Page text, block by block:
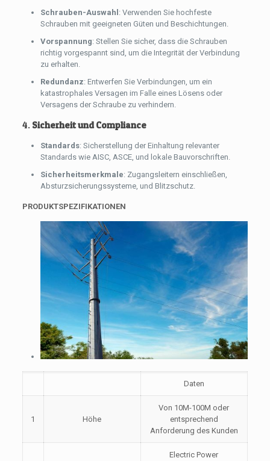
Schrauben-Auswahl: Verwenden Sie hochfeste
Schrauben mit geeigneten Güten und Beschichtungen.
Vorspannung: Stellen Sie sicher, dass die Schrauben
richtig vorgespannt sind, um die Integrität der Verbindung
zu erhalten.
Redundanz: Entwerfen Sie Verbindungen, um ein
katastrophales Versagen im Falle eines Lösens oder
Versagens der Schraube zu verhindern.
4. Sicherheit und Compliance
Standards: Sicherstellung der Einhaltung relevanter
Standards wie AISC, ASCE, und lokale Bauvorschriften.
Sicherheitsmerkmale: Zugangsleitern einschließen,
Absturzsicherungssysteme, und Blitzschutz.
PRODUKTSPEZIFIKATIONEN
Daten
1 Höhe
Von 10M-100M oder
entsprechend
Anforderung des Kunden
Electric Power